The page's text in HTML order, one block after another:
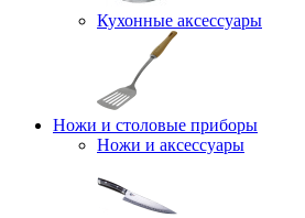
Кухонные аксессуары
Ножи и столовые приборы
Ножи и аксессуары